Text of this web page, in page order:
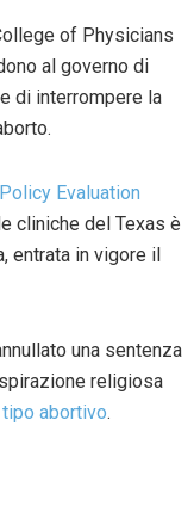
of Physicians
al governo di
e di interrompere la
Evaluation
cliniche del Texas è
entrata in vigore il
una sentenza
religiosa
abortivo.